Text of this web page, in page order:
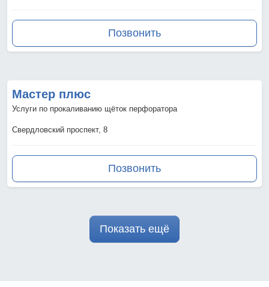
Позвонить
Мастер плюс
Услуги по прокаливанию щёток перфоратора
Свердловский проспект, 8
Позвонить
Показать ещё